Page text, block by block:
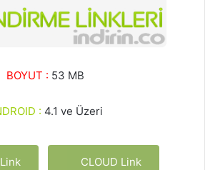
BOYUT : 53 MB
: 4.1 ve Üzeri
CLOUD Link